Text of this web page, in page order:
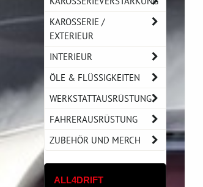
KAROSSERIE /
EXTERIEUR
INTERIEUR
ÖLE & FLÜSSIGKEITEN
WERKSTATTAUSRÜSTUNG
FAHRERAUSRÜSTUNG
ZUBEHÖR UND MERCH
ALL4DRIFT